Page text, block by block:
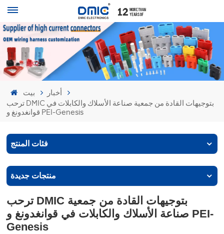
بيت
أخبار
ترحب DMIC بتوجيهات القادة من جمعية صناعة الأسلاك والكابلات في
قوانغدونغ و PEI-Genesis
فئات المنتج
منتجات جديدة
ترحب DMIC بتوجيهات القادة من جمعية
صناعة الأسلاك والكابلات في قوانغدونغ و PEI-
Genesis